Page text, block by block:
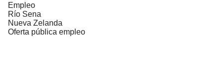
Empleo
Río Sena
Nueva Zelanda
Oferta pública empleo